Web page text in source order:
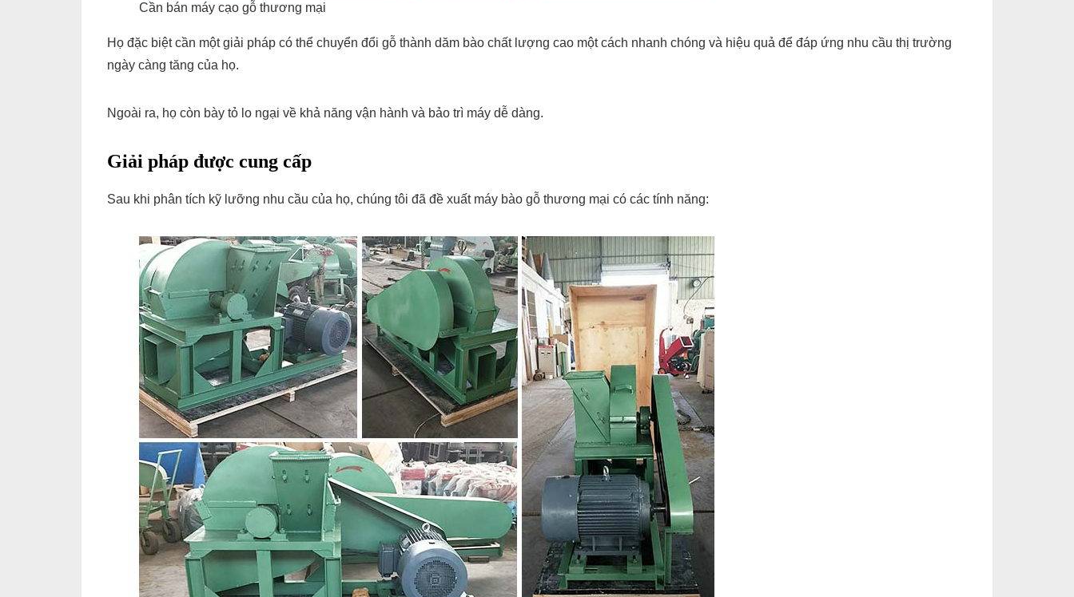
Cần bán máy cạo gỗ thương mại
Họ đặc biệt cần một giải pháp có thể chuyển đổi gỗ thành dăm bào chất lượng cao một cách nhanh chóng và hiệu quả để đáp ứng nhu cầu thị trường
ngày càng tăng của họ.
Ngoài ra, họ còn bày tỏ lo ngại về khả năng vận hành và bảo trì máy dễ dàng.
Giải pháp được cung cấp
Sau khi phân tích kỹ lưỡng nhu cầu của họ, chúng tôi đã đề xuất máy bào gỗ thương mại có các tính năng: